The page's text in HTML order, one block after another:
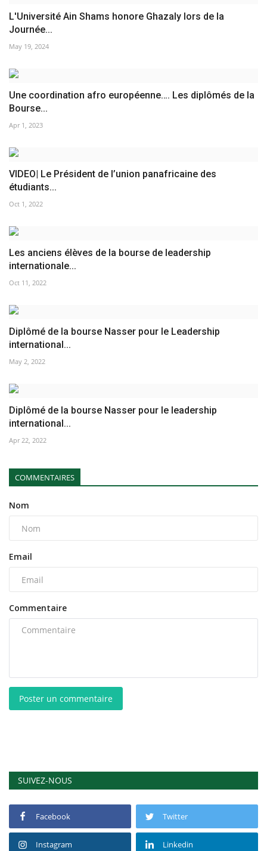
L'Université Ain Shams honore Ghazaly lors de la
Journée...
May 19, 2024
Une coordination afro européenne…. Les diplômés de la
Bourse...
Apr 1, 2023
VIDEO| Le Président de l’union panafricaine des
étudiants...
Oct 1, 2022
Les anciens élèves de la bourse de leadership
internationale...
Oct 11, 2022
Diplômé de la bourse Nasser pour le Leadership
international...
May 2, 2022
Diplômé de la bourse Nasser pour le leadership
international...
Apr 22, 2022
COMMENTAIRES
Nom
Email
Commentaire
Poster un commentaire
SUIVEZ-NOUS
Facebook Twitter
Instagram Linkedin